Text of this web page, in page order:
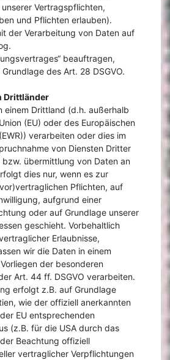
Vertragspflichten,
und Pflichten erlauben).
der Verarbeitung von Daten auf
beauftragen,
des Art. 28 DSGVO.
Drittländer
einem Drittland (d.h. außerhalb
(EU) oder des Europäischen
verarbeiten oder dies im
von Diensten Dritter
übermittlung von Daten an
dies nur, wenn es zur
Pflichten, auf
aufgrund einer
oder auf Grundlage unserer
geschieht. Vorbehaltlich
Erlaubnisse,
wir die Daten in einem
der besonderen
Art. 44 ff. DSGVO verarbeiten.
erfolgt z.B. auf Grundlage
wie der offiziell anerkannten
EU entsprechenden
(z.B. für die USA durch das
Beachtung offiziell
vertraglicher Verpflichtungen